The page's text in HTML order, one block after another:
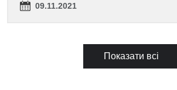
09.11.2021
Показати всі